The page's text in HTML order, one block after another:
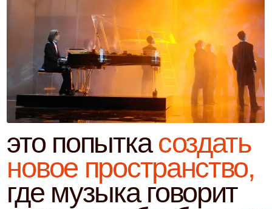
это попыткасоздать
новое пространство,
где музыка говорит
сама за себя, без слов
С PIANOMANIЯ Дмитрий Маликов стремится
стать мостом между классикой и актуальной
современной музыкой, сочетая
академические традиции, этнические мотивы
и современные аранжировки – чтобы
инструментальная музыка стала доступной
понятной и близкой широкому слушателю